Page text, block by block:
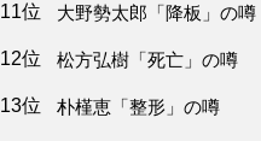
11位 大野勢太郎「降板」の噂
12位 松方弘樹「死亡」の噂
13位 朴槿恵「整形」の噂